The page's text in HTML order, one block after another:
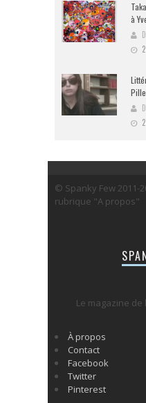
à
© Spanky Few 2011-
rubrique "A propos"
Le magazine
À propos
Contact
Facebook
Twitter
Pinterest